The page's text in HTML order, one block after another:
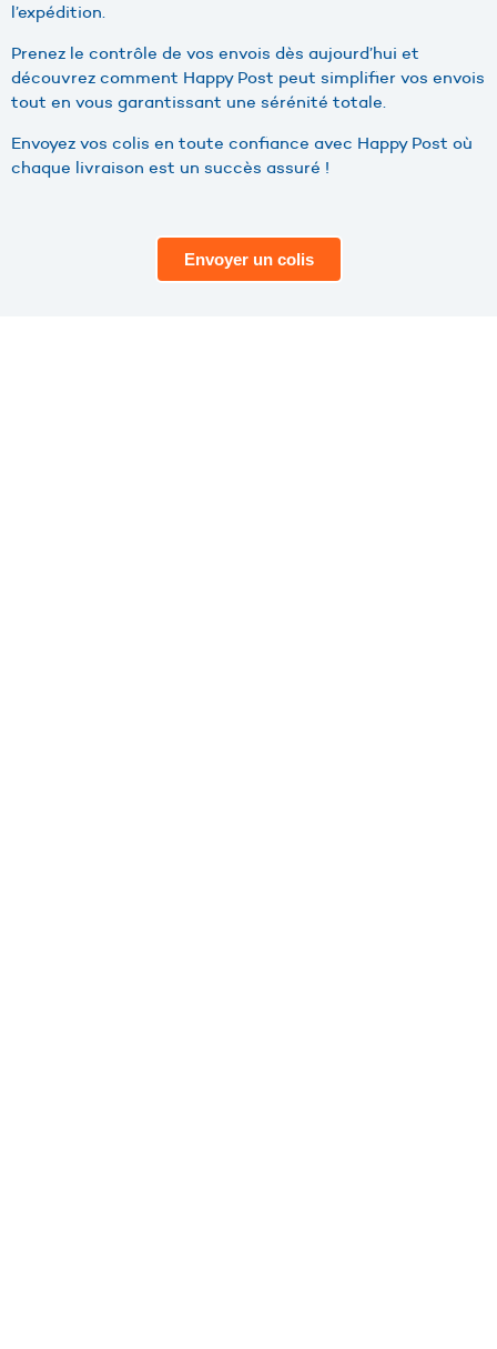
l’expédition.
Prenez le contrôle de vos envois dès aujourd’hui et
découvrez comment Happy Post peut simplifier vos envois
tout en vous garantissant une sérénité totale.
Envoyez vos colis en toute confiance avec Happy Post où
chaque livraison est un succès assuré !
Envoyer un colis